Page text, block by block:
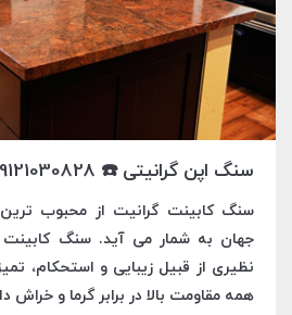
سنگ اپن گرانیتی ☎️ 09121030828 - سنگ افشاری
سنگ کابینت گرانیت از محبوب
جهان به شمار می آید. سنگ
نظیری از قبیل زیبایی و استحکام،
همه مقاومت بالا در برابر گرما و خراش